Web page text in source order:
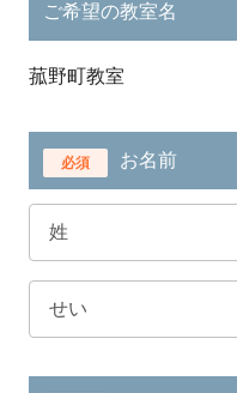
ご希望の教室名
菰野町教室
必須 お名前